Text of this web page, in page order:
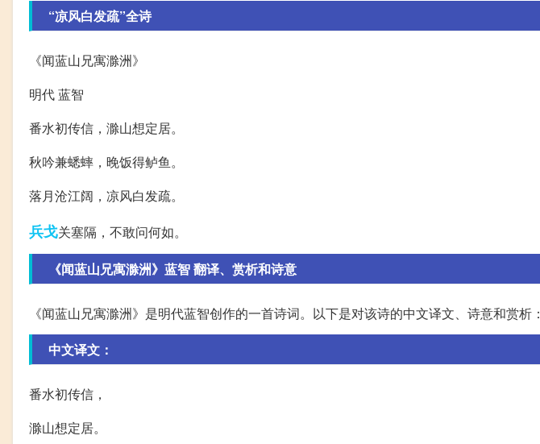
“凉风白发疏”全诗
《闻蓝山兄寓滁洲》
明代 蓝智
番水初传信，滁山想定居。
秋吟兼蟋蟀，晚饭得鲈鱼。
落月沧江阔，凉风白发疏。
兵戈关塞隔，不敢问何如。
《闻蓝山兄寓滁洲》蓝智 翻译、赏析和诗意
《闻蓝山兄寓滁洲》是明代蓝智创作的一首诗词。以下是对该诗的中文译文、诗意和赏析：
中文译文：
番水初传信，
滁山想定居。